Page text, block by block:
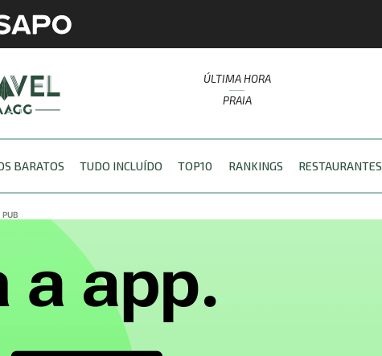
ÚLTIMA HORA
PRAIA
BARATOS TUDO INCLUÍDO TOP10 RANKINGS RESTAURANTES